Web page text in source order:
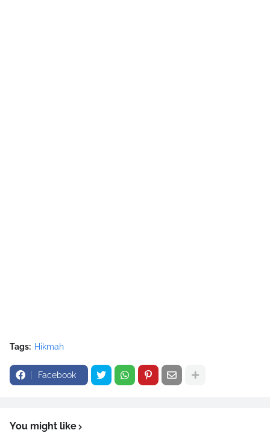
Tags: Hikmah
Facebook
You might like